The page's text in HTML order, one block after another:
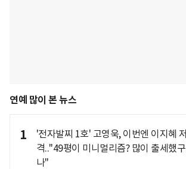
연예 많이 본 뉴스
1
'전자발찌 1호' 고영욱, 이번엔 이지혜 저
격.."49평이 미니멀리즘? 많이 출세했구
나"